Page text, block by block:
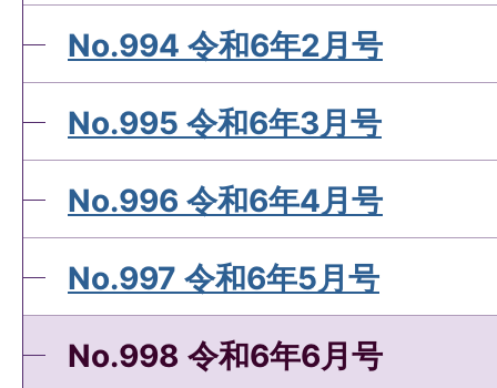
No.994 令和6年2月号
No.995 令和6年3月号
No.996 令和6年4月号
No.997 令和6年5月号
No.998 令和6年6月号